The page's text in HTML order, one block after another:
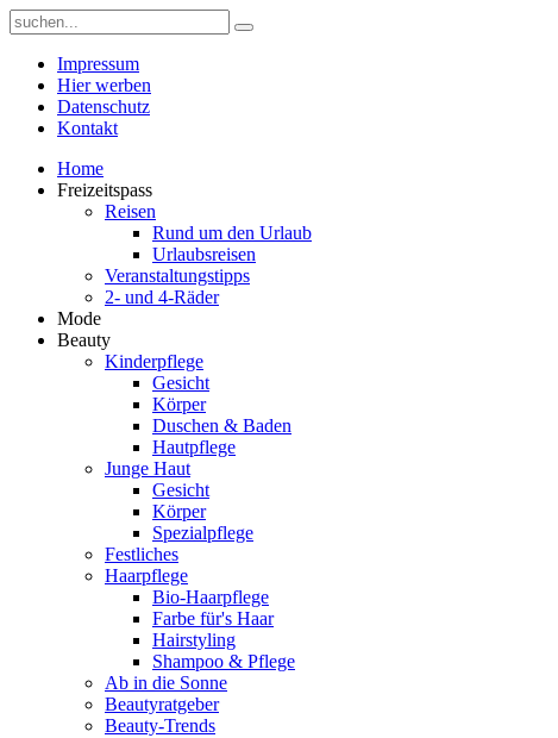
Impressum
Hier werben
Datenschutz
Kontakt
Home
Freizeitspass
Reisen
Rund um den Urlaub
Urlaubsreisen
Veranstaltungstipps
2- und 4-Räder
Mode
Beauty
Kinderpflege
Gesicht
Körper
Duschen & Baden
Hautpflege
Junge Haut
Gesicht
Körper
Spezialpflege
Festliches
Haarpflege
Bio-Haarpflege
Farbe für's Haar
Hairstyling
Shampoo & Pflege
Ab in die Sonne
Beautyratgeber
Beauty-Trends